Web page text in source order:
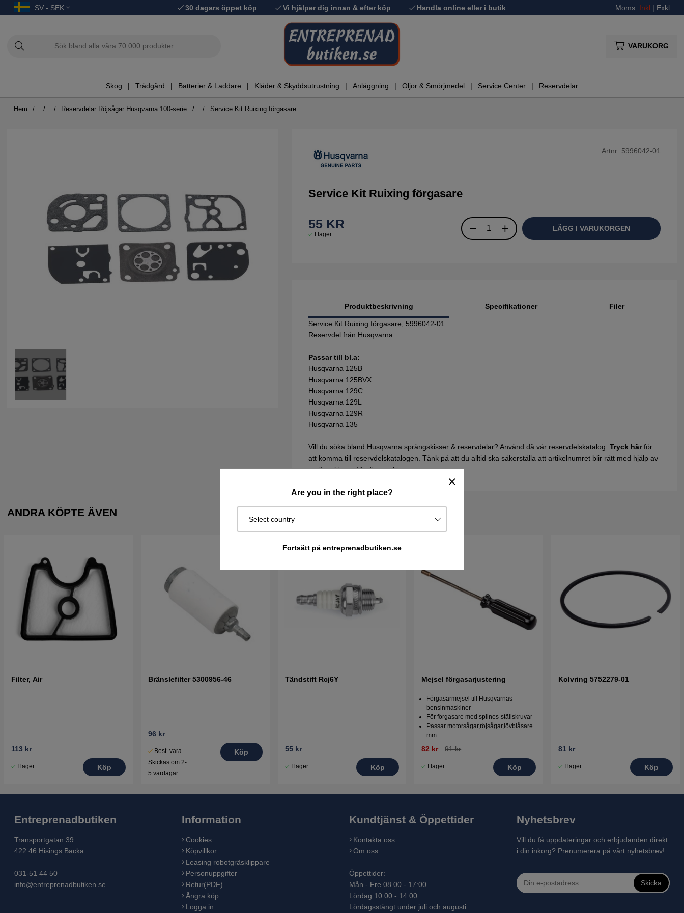
SV - SEK 30 dagars öppet köp Vi hjälper dig innan & efter köp Handla online eller i butik Moms: Inkl | Exkl
VARUKORG
Skog Trädgård Batterier & Laddare Kläder & Skyddsutrustning Anläggning Oljor & Smörjmedel Service Center Reservdelar
Are you in the right place?
Select country
Fortsätt på entreprenadbutiken.se
Hem Reservdelar Röjsågar Husqvarna 100-serie Service Kit Ruixing förgasare
Artnr: 5996042-01
Service Kit Ruixing förgasare
55 KR
I lager
LÄGG I VARUKORGEN
Produktbeskrivning
Service Kit Ruixing förgasare, 5996042-01
Reservdel från Husqvarna
Passar till bl.a:
Husqvarna 125B
Husqvarna 125BVX
Husqvarna 129C
Husqvarna 129L
Husqvarna 129R
Husqvarna 135
Vill du söka bland Husqvarna sprängskisser & reservdelar? Använd då vår reservdelskatalog. Tryck härför
att komma till reservdelskatalogen. Tänk på att du alltid ska säkerställa att artikelnumret blir rätt med hjälp av
sprängskissen för din maskin.
Specifikationer Filer
ANDRA KÖPTE ÄVEN
Filter, Air
113 kr
I lager Köp
Bränslefilter 5300956-46
96 kr
Best. vara.
Skickas om 2-
5 vardagar
Köp
Tändstift Rcj6Y
55 kr
I lager Köp
Mejsel förgasarjustering
Förgasarmejsel till Husqvarnas
bensinmaskiner
För förgasare med splines-ställskruvar
Passar motorsågar,röjsågar,lövblåsare
mm
82 kr 91 kr
I lager Köp
Kolvring 5752279-01
81 kr
I lager Köp
Entreprenadbutiken
Transportgatan 39
422 46 Hisings Backa
031-51 44 50
info@entreprenadbutiken.se
Information
Cookies
Köpvillkor
Leasing robotgräsklippare
Personuppgifter
Retur(PDF)
Ångra köp
Logga in
Kundtjänst & Öppettider
Kontakta oss
Om oss
Öppettider:
Mån - Fre 08.00 - 17:00
Lördag 10.00 - 14.00
Lördagsstängt under juli och augusti
Nyhetsbrev
Vill du få uppdateringar och erbjudanden direkt
i din inkorg? Prenumerera på vårt nyhetsbrev!
Skicka